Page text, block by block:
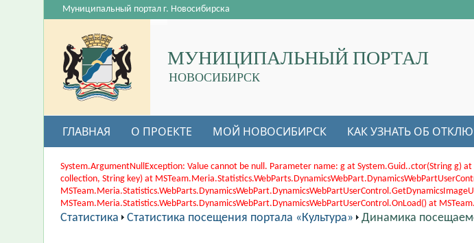
МУНИЦИПАЛЬНЫЙ ПОРТАЛ
НОВОСИБИРСК
Муниципальный портал г. Новосибирска
ГЛАВНАЯ О ПРОЕКТЕ МОЙ НОВОСИБИРСК КАК УЗНАТЬ ОБ
System.ArgumentNullException: Value cannot be null. Parameter name: g at System.Guid..ctor(String g)
collection, String key) at
MSTeam.Meria.Statistics.WebParts.DynamicsWebPart.DynamicsWebPartUserControl.OnLoad() at
Статистика Статистика посещения портала «Культура» Динамика